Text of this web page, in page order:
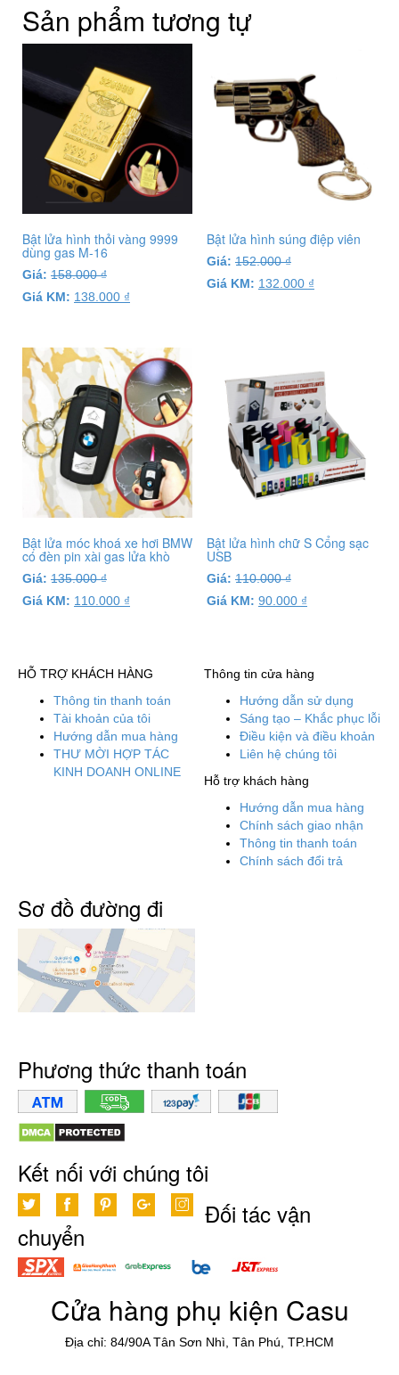
Sản phẩm tương tự
Bật lửa hình thỏi vàng 9999
dùng gas M-16
Giá: 158.000₫
Giá KM: 138.000 ₫
Bật lửa hình súng điệp viên
Giá: 152.000₫
Giá KM: 132.000 ₫
Bật lửa móc khoá xe hơi BMW
có đèn pin xài gas lửa khò
Giá: 135.000₫
Giá KM: 110.000 ₫
Bật lửa hình chữ S Cổng sạc
USB
Giá: 110.000₫
Giá KM: 90.000 ₫
HỖ TRỢ KHÁCH HÀNG
Thông tin thanh toán
Tài khoản của tôi
Hướng dẫn mua hàng
THƯ MỜI HỢP TÁC
KINH DOANH ONLINE
Thông tin cửa hàng
Hướng dẫn sử dụng
Sáng tạo – Khắc phục lỗi
Điều kiện và điều khoản
Liên hệ chúng tôi
Hỗ trợ khách hàng
Hướng dẫn mua hàng
Chính sách giao nhận
Thông tin thanh toán
Chính sách đổi trả
Sơ đồ đường đi
Phương thức thanh toán
Kết nối với chúng tôi
Đối tác vận
chuyển
Cửa hàng phụ kiện Casu
Địa chỉ: 84/90A Tân Sơn Nhì, Tân Phú, TP.HCM